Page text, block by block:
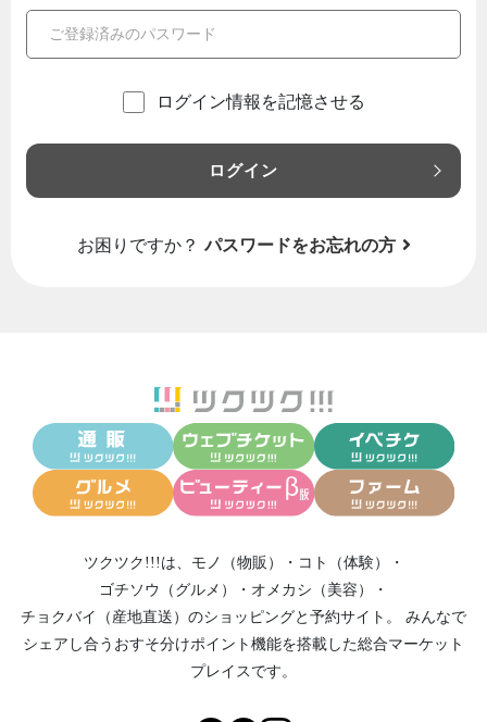
ログイン情報を記憶させる
ログイン
お困りですか？ パスワードをお忘れの方
ツクツク!!!は、 モノ（物販） ・ コト（体験）
・
ゴチソウ（グルメ）
・ オメカシ（美容）
・
チョクバイ（産地直送） のショッピングと予約サイト。
みんなで
シェアし合う おすそ分けポイント機能を搭載した総合マーケット
プレイスです。